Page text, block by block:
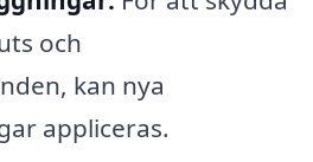
och
kan nya
appliceras.